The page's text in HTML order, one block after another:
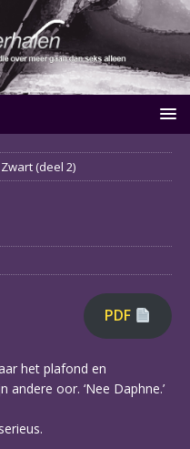
Zwart (deel 2)
PDF
het plafond en
oor. ‘Nee Daphne.’